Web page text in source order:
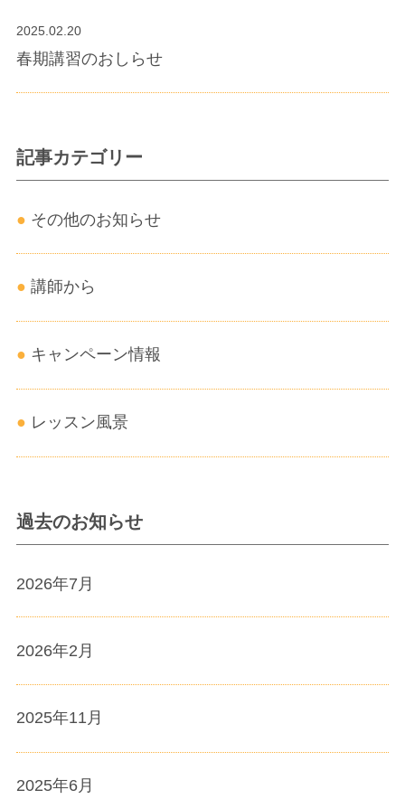
2025.02.20
春期講習のおしらせ
記事カテゴリー
その他のお知らせ
講師から
キャンペーン情報
レッスン風景
過去のお知らせ
2026年7月
2026年2月
2025年11月
2025年6月